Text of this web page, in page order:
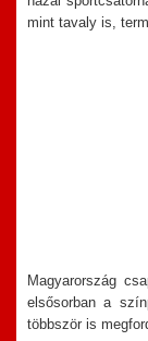
mint tavaly is,
Magyarország
elsősorban a
többször is